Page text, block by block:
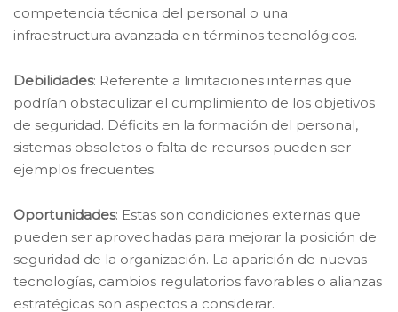
competencia técnica del personal o una
infraestructura avanzada en términos tecnológicos.
Debilidades: Referente a limitaciones internas que
podrían obstaculizar el cumplimiento de los objetivos
de seguridad. Déficits en la formación del personal,
sistemas obsoletos o falta de recursos pueden ser
ejemplos frecuentes.
Oportunidades: Estas son condiciones externas que
pueden ser aprovechadas para mejorar la posición de
seguridad de la organización. La aparición de nuevas
tecnologías, cambios regulatorios favorables o alianzas
estratégicas son aspectos a considerar.